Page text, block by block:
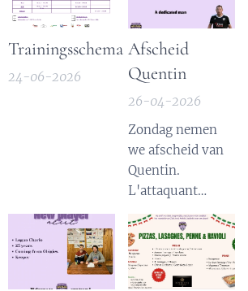
Trainingsschema
24-06-2026
Afscheid
Quentin
26-04-2026
Zondag nemen
we afscheid van
Quentin.
L'attaquant
termine sa
carrière dans
notre club.
Tijdens de